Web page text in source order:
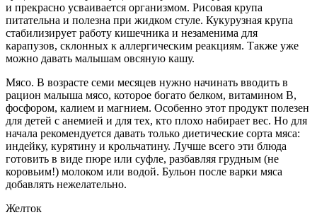
и прекрасно усваивается организмом. Рисовая крупа
питательна и полезна при жидком стуле. Кукурузная крупа
стабилизирует работу кишечника и незаменима для
карапузов, склонных к аллергическим реакциям. Также уже
можно давать малышам овсяную кашу.
Мясо. В возрасте семи месяцев нужно начинать вводить в
рацион малыша мясо, которое богато белком, витамином B,
фосфором, калием и магнием. Особенно этот продукт полезен
для детей с анемией и для тех, кто плохо набирает вес. Но для
начала рекомендуется давать только диетические сорта мяса:
индейку, курятину и крольчатину. Лучше всего эти блюда
готовить в виде пюре или суфле, разбавляя грудным (не
коровьим!) молоком или водой. Бульон после варки мяса
добавлять нежелательно.
Желток